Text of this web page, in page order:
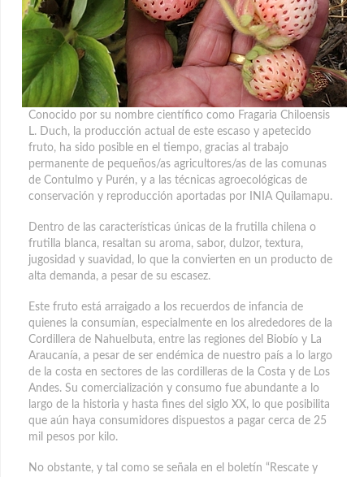
Conocido por su nombre científico como Fragaria Chiloensis
L. Duch, la producción actual de este escaso y apetecido
fruto, ha sido posible en el tiempo, gracias al trabajo
permanente de pequeños/as agricultores/as de las comunas
de Contulmo y Purén, y a las técnicas agroecológicas de
conservación y reproducción aportadas por INIA Quilamapu.
Dentro de las características únicas de la frutilla chilena o
frutilla blanca, resaltan su aroma, sabor, dulzor, textura,
jugosidad y suavidad, lo que la convierten en un producto de
alta demanda, a pesar de su escasez.
Este fruto está arraigado a los recuerdos de infancia de
quienes la consumían, especialmente en los alrededores de la
Cordillera de Nahuelbuta, entre las regiones del Biobío y La
Araucanía, a pesar de ser endémica de nuestro país a lo largo
de la costa en sectores de las cordilleras de la Costa y de Los
Andes. Su comercialización y consumo fue abundante a lo
largo de la historia y hasta fines del siglo XX, lo que posibilita
que aún haya consumidores dispuestos a pagar cerca de 25
mil pesos por kilo.
No obstante, y tal como se señala en el boletín “Rescate y